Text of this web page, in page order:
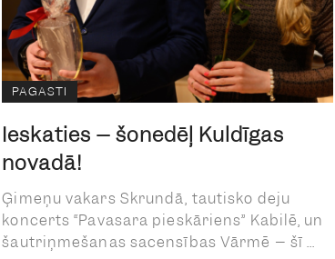
PAGASTI
Ieskaties – šonedēļ Kuldīgas
novadā!
Ģimeņu vakars Skrundā, tautisko deju
koncerts “Pavasara pieskāriens” Kabilē, un
šautriņmešanas sacensības Vārmē – šī ...